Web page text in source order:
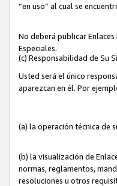
“en uso” al cual se
No deberá publicar
Especiales.
(c) Responsabilidad de Su
Usted será el único
aparezcan en él. Por
(a) la operación técnica de
(b) la visualización de
normas, reglamentos,
resoluciones u otros